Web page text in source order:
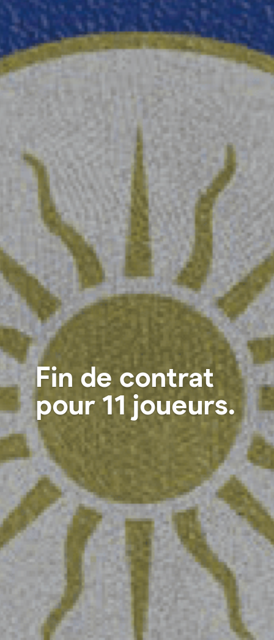
Fin de contrat
pour 11 joueurs.